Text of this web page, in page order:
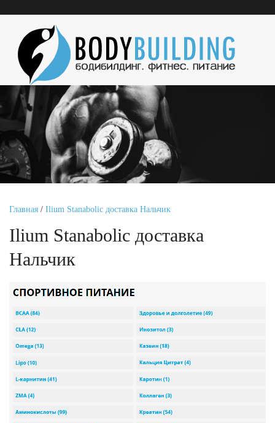
Главная / Ilium Stanabolic доставка Нальчик
Ilium Stanabolic доставка
Нальчик